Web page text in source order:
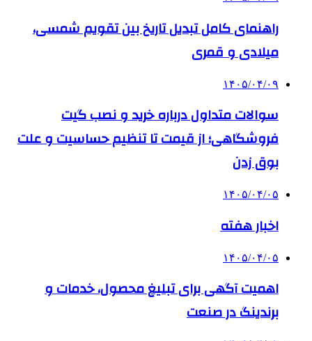
راهنمای کامل تبدیل تاریخ بین تقویم شمسی،
میلادی و قمری
۱۴۰۵/۰۴/۰۹
سوالات متداول درباره خرید و نصب گیت
فروشگاهی؛ از قیمت تا تنظیم حساسیت و علت
بوق زدن
۱۴۰۵/۰۴/۰۵
اخبار هفته
۱۴۰۵/۰۴/۰۵
اهمیت آگهی برای تبلیغ محصول، خدمات و
برندینگ در صنعت